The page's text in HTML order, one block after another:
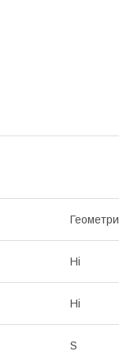
Ні
Ні
S